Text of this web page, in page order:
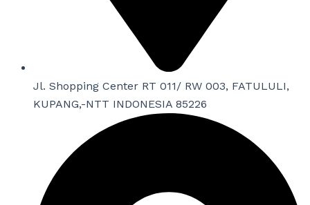
Jl. Shopping Center RT 011/ RW 003, FATULULI,
KUPANG,-NTT INDONESIA 85226